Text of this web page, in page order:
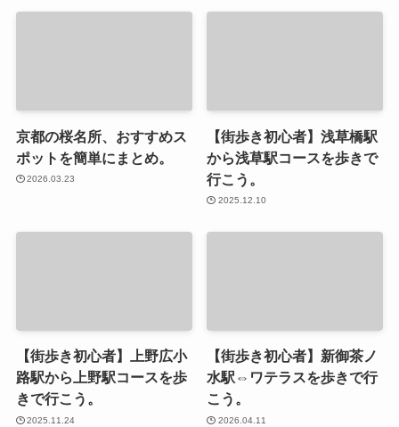
京都の桜名所、おすすめス
ポットを簡単にまとめ。
2026.03.23
【街歩き初心者】浅草橋駅
から浅草駅コースを歩きで
行こう。
2025.12.10
【街歩き初心者】上野広小
路駅から上野駅コースを歩
きで行こう。
2025.11.24
【街歩き初心者】新御茶ノ
水駅⇔ワテラスを歩きで行
こう。
2026.04.11